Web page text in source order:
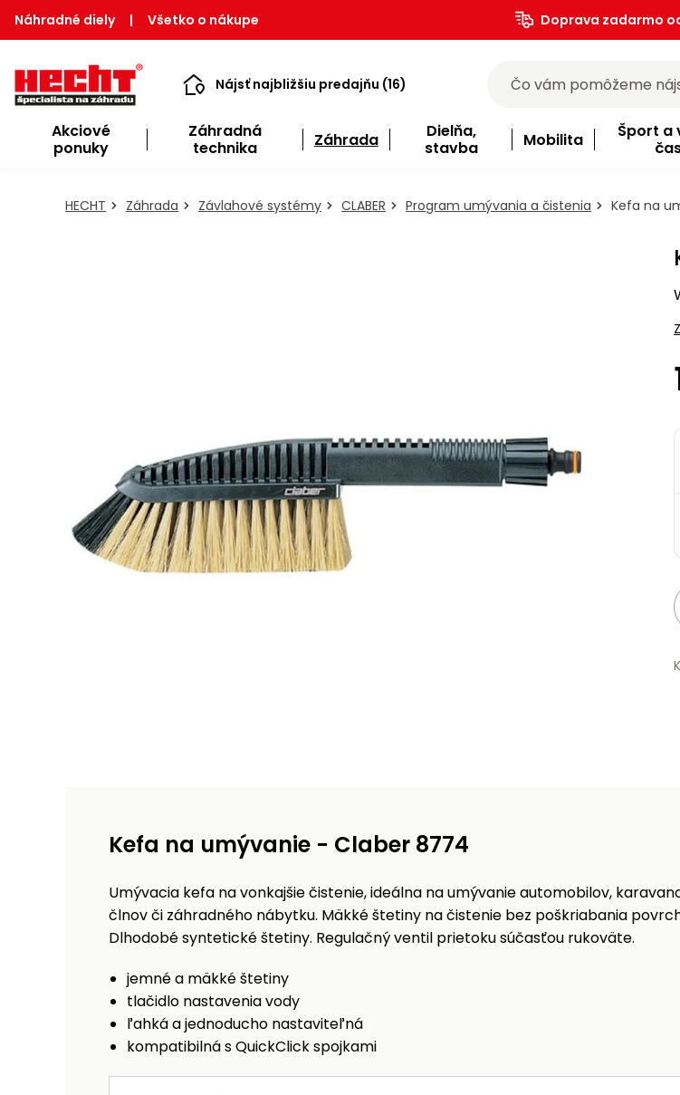
Náhradné diely | Všetko o nákupe Doprava zadarmo
Nájsť najbližšiu predajňu (16)
Akciové
ponuky
Záhradná
technika
Záhrada
Dielňa,
stavba
Mobilita
Šport a
HECHT Záhrada Závlahové systémy CLABER Program umývania a čistenia Kefa na
Kefa na umývanie - Claber 8774
Umývacia kefa na vonkajšie čistenie, ideálna na umývanie automobilov,
člnov či záhradného nábytku. Mäkké štetiny na čistenie bez poškriabania
Dlhodobé syntetické štetiny. Regulačný ventil prietoku súčasťou rukoväte.
jemné a mäkké štetiny
tlačidlo nastavenia vody
ľahká a jednoducho nastaviteľná
kompatibilná s QuickClick spojkami